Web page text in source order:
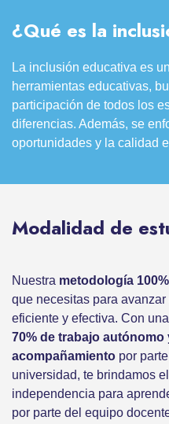
¿Qué es la
La inclusión educativa es
herramientas educativas,
participación de todos los
diferencias. Además, se
oportunidades y la calidad
Modalidad de
Nuestra metodología
que necesitas para
eficiente y efectiva. Con
70% de trabajo
acompañamiento por
universidad, te brindamos
independencia para
por parte del equipo